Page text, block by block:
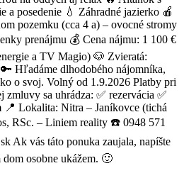
a posedenie 💧 Záhradné jazierko 🍎
pozemku (cca 4 a) – ovocné stromy
prenájmu 💰 Cena nájmu: 1 100 €
a TV Magio) 🐶 Zvieratá:
Hľadáme dlhodobého nájomníka,
o svoj. Volný od 1.9.2026 Platby pri
zmluvy sa uhrádza: ✅ rezervácia ✅
📍 Lokalita: Nitra – Janíkovce (tichá
RSc. – Liniem reality ☎️ 0948 571
Ak vás táto ponuka zaujala, napíšte
osobne ukážem. 🙂